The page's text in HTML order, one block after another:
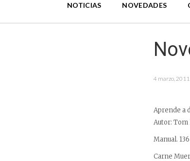
NOTICIAS NOVEDADES
4 marzo,
Aprende a
Autor:
Manual.
Carne